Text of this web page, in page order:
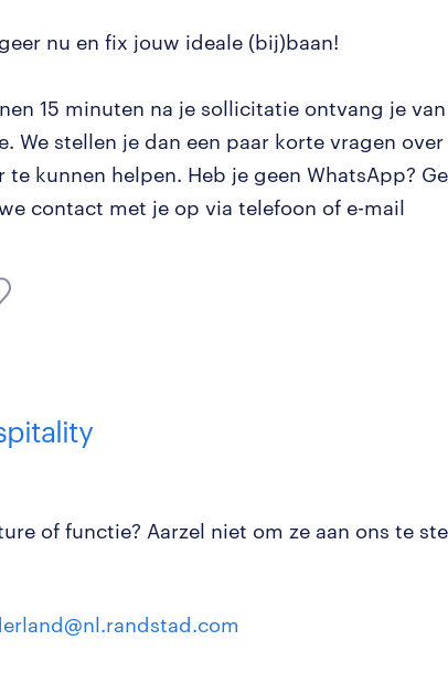
nu en fix jouw ideale (bij)baan!
15 minuten na je sollicitatie ontvang je
We stellen je dan een paar korte vragen over
kunnen helpen. Heb je geen WhatsApp?
contact met je op via telefoon of e-mail
of functie? Aarzel niet om ze aan ons te